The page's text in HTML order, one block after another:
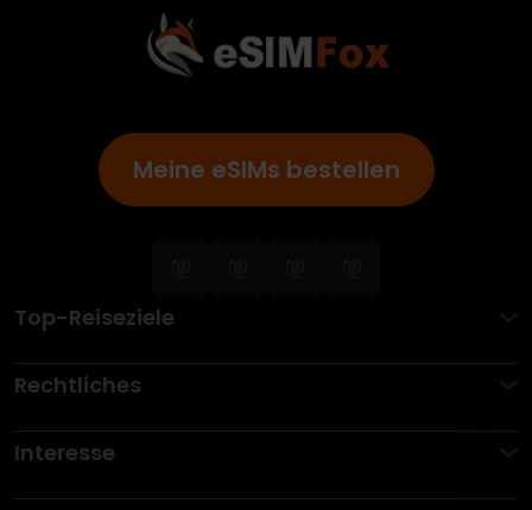
Meine eSIMs bestellen
Top-Reiseziele
Rechtliches
Interesse